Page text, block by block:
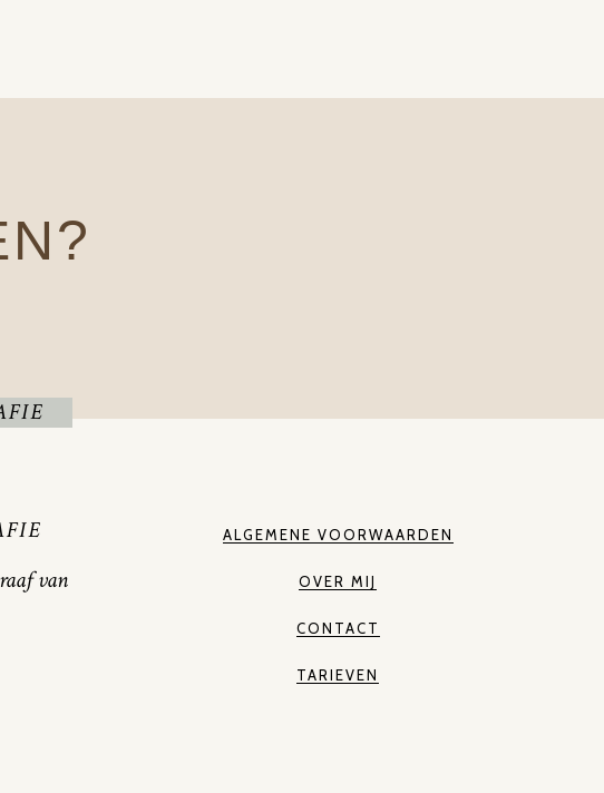
van
ALGEMENE VOORWAARDEN
OVER MIJ
CONTACT
TARIEVEN